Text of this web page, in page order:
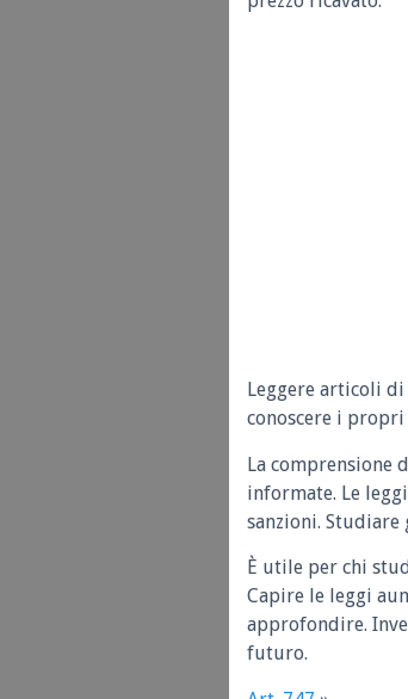
Leggere articoli
conoscere i
La comprensione
informate. Le
sanzioni.
È utile per chi
Capire le leggi
approfondire.
futuro.